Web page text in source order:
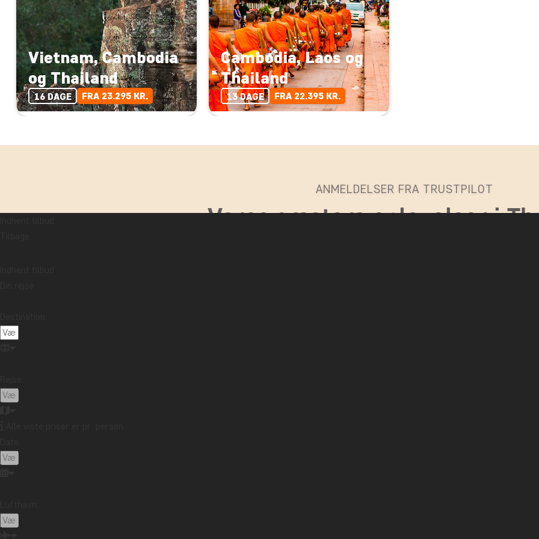
Vietnam, Cambodia
og Thailand
16 DAGE FRA 23.295 KR.
Cambodia, Laos og
Thailand
13 DAGE FRA 22.395 KR.
ANMELDELSER FRA TRUSTPILOT
Vores gæsters oplevelser i